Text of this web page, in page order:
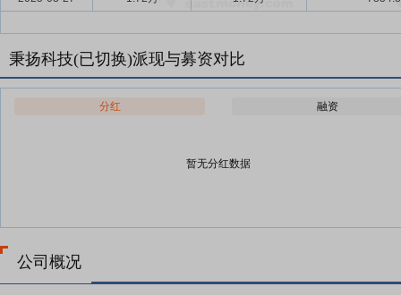
秉扬科技(已切换)派现与募资对比
分红 融资
暂无分红数据
公司概况